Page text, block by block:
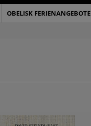
OBELISK FERIENANGEBOTE